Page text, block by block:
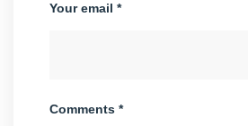
Your email *
Comments *